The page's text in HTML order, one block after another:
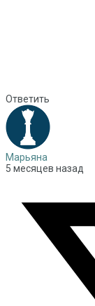
Ответить
Марьяна
5 месяцев назад